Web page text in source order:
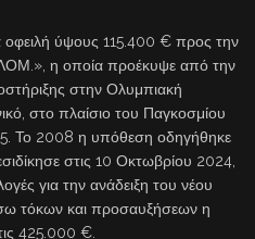
ύψους 115.400 € προς την
η οποία προέκυψε από την
στην Ολυμπιακή
στο πλαίσιο του Παγκοσμίου
Το 2008 η υπόθεση οδηγήθηκε
στις 10 Οκτωβρίου 2024,
για την ανάδειξη του νέου
τόκων και προσαυξήσεων η
425.000 €.